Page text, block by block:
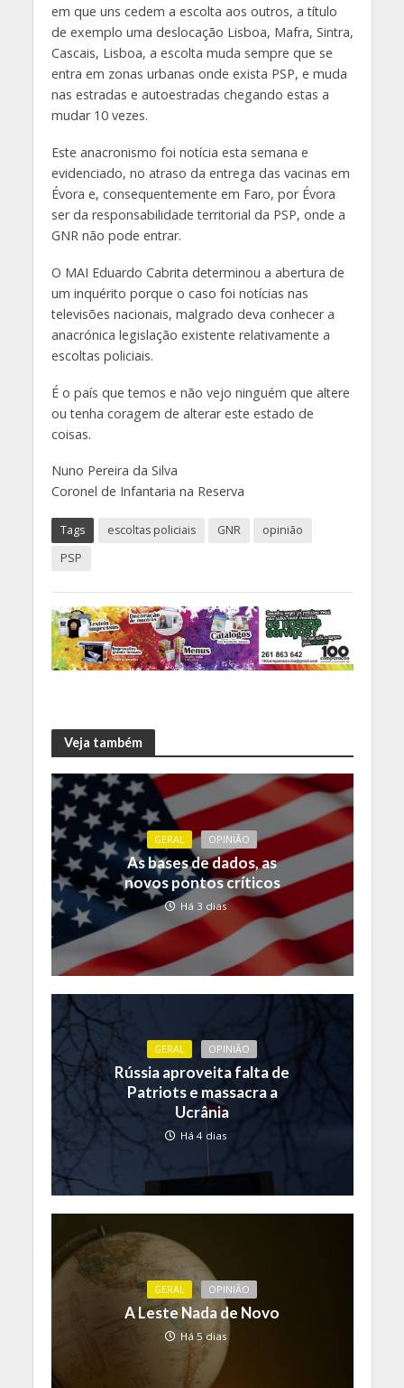
em que uns cedem a escolta aos outros, a título
de exemplo uma deslocação Lisboa, Mafra, Sintra,
Cascais, Lisboa, a escolta muda sempre que se
entra em zonas urbanas onde exista PSP, e muda
nas estradas e autoestradas chegando estas a
mudar 10 vezes.
Este anacronismo foi notícia esta semana e
evidenciado, no atraso da entrega das vacinas em
Évora e, consequentemente em Faro, por Évora
ser da responsabilidade territorial da PSP, onde a
GNR não pode entrar.
O MAI Eduardo Cabrita determinou a abertura de
um inquérito porque o caso foi notícias nas
televisões nacionais, malgrado deva conhecer a
anacrónica legislação existente relativamente a
escoltas policiais.
É o país que temos e não vejo ninguém que altere
ou tenha coragem de alterar este estado de
coisas.
Nuno Pereira da Silva
Coronel de Infantaria na Reserva
Tags escoltas policiais GNR
opinião
PSP
Veja também
GERAL OPINIÃO
As bases de dados, as
novos pontos críticos
Há 3 dias
GERAL OPINIÃO
Rússia aproveita falta de
Patriots e massacra a
Ucrânia
Há 4 dias
GERAL OPINIÃO
A Leste Nada de Novo
Há 5 dias